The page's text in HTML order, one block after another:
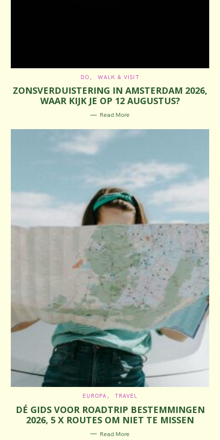
C
T
E
G
R
I
S
DO WALK & VISIT
ZONSVERDUISTERING IN AMSTERDAM 2026,
WAAR KIJK JE OP 12 AUGUSTUS?
Read More
T
E
G
O
R
I
EUROPA TRAVEL
DÉ GIDS VOOR ROADTRIP BESTEMMINGEN
2026, 5 X ROUTES OM NIET TE MISSEN
Read More